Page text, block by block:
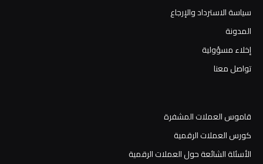
سياسة الاسترداد والإرجاع
المدونة
إخلاء مسؤولية
تواصل معنا
قاموس العملات المشفرة
كورس العملات الرقمية
الأسئلة الشائعة حول العملات الرقمية